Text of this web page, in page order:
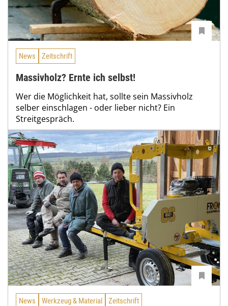
News Zeitschrift
Massivholz? Ernte ich selbst!
Wer die Möglichkeit hat, sollte sein Massivholz
selber einschlagen - oder lieber nicht? Ein
Streitgespräch.
News Werkzeug & Material Zeitschrift